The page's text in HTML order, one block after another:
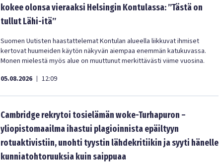
kokee olonsa vieraaksi Helsingin Kontulassa: ”Tästä on
tullut Lähi-itä”
Suomen Uutisten haastattelemat Kontulan alueella liikkuvat ihmiset
kertovat huumeiden käytön näkyvän aiempaa enemmän katukuvassa.
Monen mielestä myös alue on muuttunut merkittävästi viime vuosina.
05.08.2026 | 12:09
Cambridge rekrytoi tosielämän woke-Turhapuron –
yliopistomaailma ihastui plagioinnista epäiltyyn
rotuaktivistiin, unohti tyystin lähdekritiikin ja syyti hänelle
kunniatohtoruuksia kuin saippuaa